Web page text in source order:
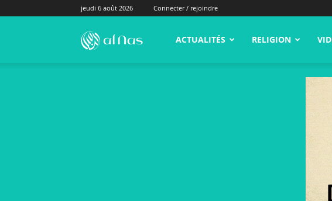
jeudi 6 août 2026 Connecter / rejoindre
alNas.fr ACTUALITÉS RELIGION